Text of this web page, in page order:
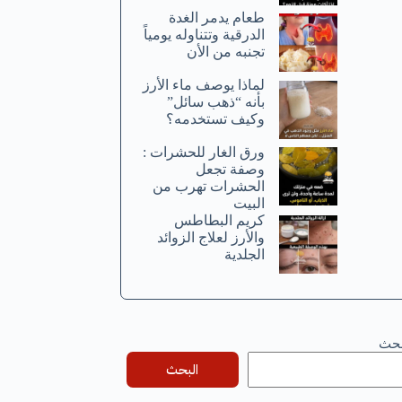
طعام يدمر الغدة
الدرقية وتتناوله يومياً
تجنبه من الأن
لماذا يوصف ماء الأرز
بأنه “ذهب سائل”
وكيف تستخدمه؟
ورق الغار للحشرات :
وصفة تجعل
الحشرات تهرب من
البيت
كريم البطاطس
والأرز لعلاج الزوائد
الجلدية
البحث